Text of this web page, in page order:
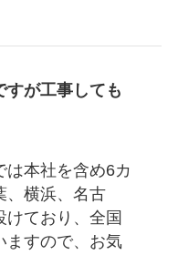
すが工事しても
は本社を含め6カ
、横浜、名古
けており、全国
ますので、お気